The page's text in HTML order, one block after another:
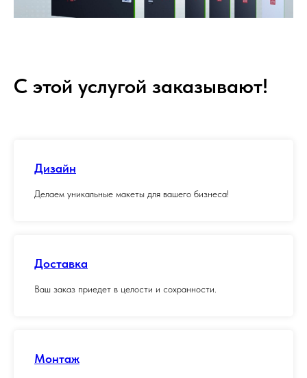
С этой услугой заказывают!
Дизайн
Делаем уникальные макеты для вашего бизнеса!
Доставка
Ваш заказ приедет в целости и сохранности.
Монтаж